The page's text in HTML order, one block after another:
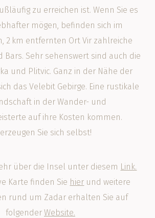
zu erreichen ist. Wenn Sie es
mögen, befinden sich im
2 km entfernten Ort Vir zahlreiche
Bars. Sehr sehenswert sind auch die
und Plitvic. Ganz in der Nähe der
das Velebit Gebirge. Eine rustikale
in der Wander- und
auf ihre Kosten kommen.
Sie sich selbst!
über die Insel unter diesem Link.
Karte finden Sie hier und weitere
rund um Zadar erhalten Sie auf
folgender Website.